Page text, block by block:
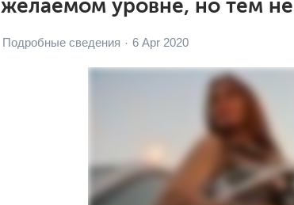
желаемом уровне, но тем
Подробные сведения · 6 Apr 2020